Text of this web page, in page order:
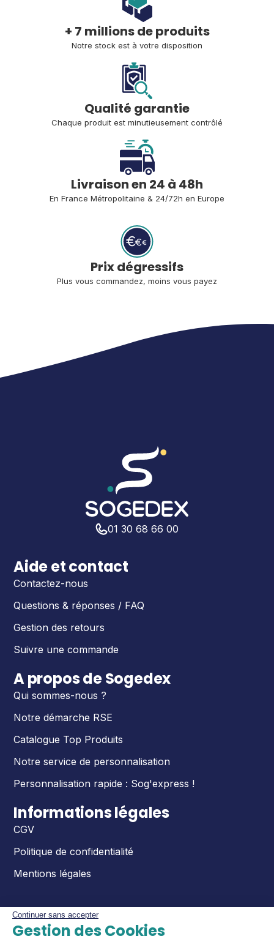
Continuer sans accepter
Gestion des Cookies
+ 7 millions de produits
Notre stock est à votre disposition
Qualité garantie
Chaque produit est minutieusement contrôlé
Livraison en 24 à 48h
En France Métropolitaine & 24/72h en Europe
Prix dégressifs
Plus vous commandez, moins vous payez
01 30 68 66 00
Aide et contact
Contactez-nous
Questions & réponses / FAQ
Gestion des retours
Suivre une commande
A propos de Sogedex
Qui sommes-nous ?
Notre démarche RSE
Catalogue Top Produits
Notre service de personnalisation
Personnalisation rapide : Sog'express !
Informations légales
CGV
Politique de confidentialité
Mentions légales